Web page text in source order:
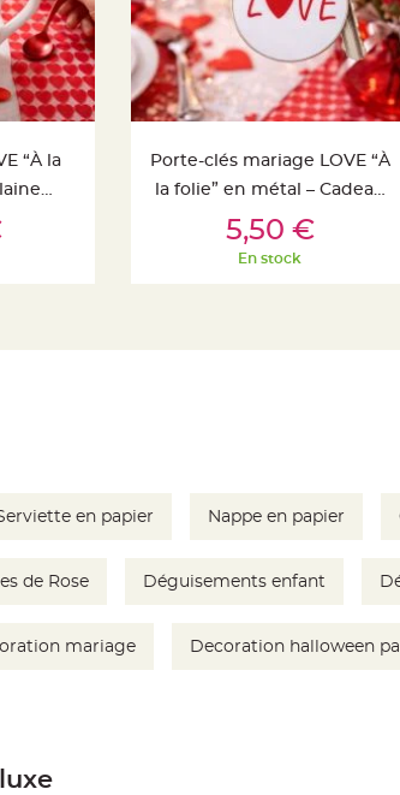
“À la
Ajouter Au Panier
Porte-clés mariage LOVE “À
la folie” en métal – Cadeau
invités romantique
5,50 €
En stock
en papier Nappe en papier
de Rose Déguisements enfant
mariage Decoration halloween